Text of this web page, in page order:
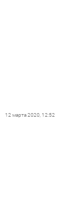
12 марта 2020, 12:52